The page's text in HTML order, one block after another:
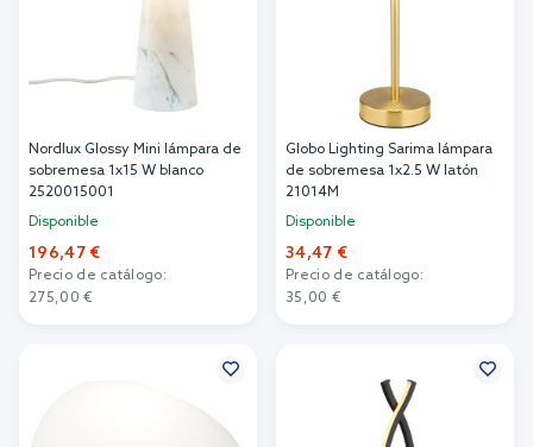
Nordlux Glossy Mini lámpara de
sobremesa 1x15 W blanco
2520015001
Disponible
196,47 €
Precio de catálogo:
275,00 €
Globo Lighting Sarima lámpara
de sobremesa 1x2.5 W latón
21014M
Disponible
34,47 €
Precio de catálogo:
35,00 €